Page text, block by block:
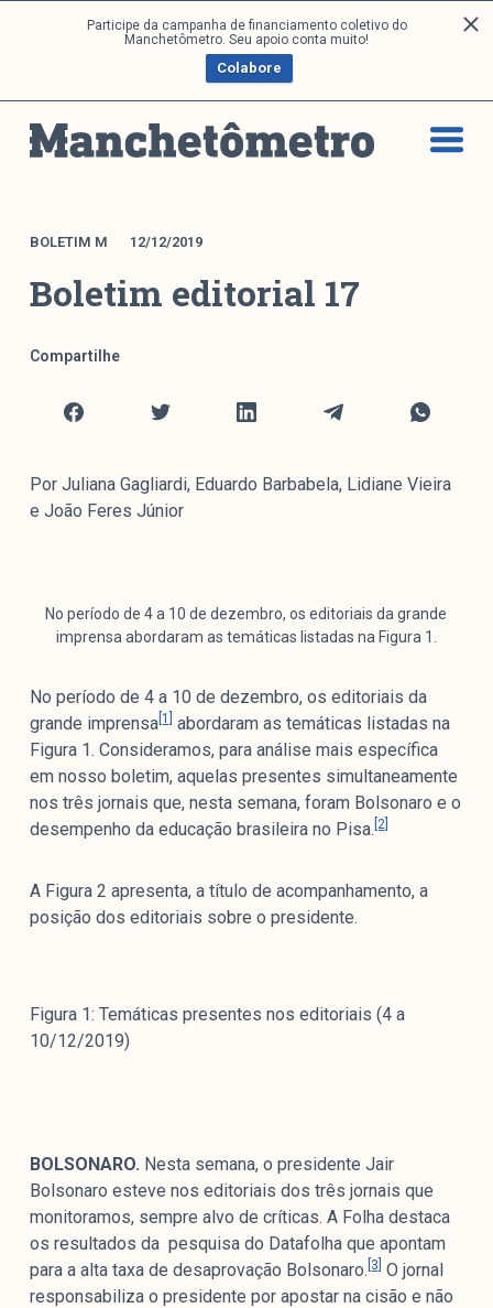
Participe da campanha de financiamento coletivo do
Manchetômetro. Seu apoio conta muito!
Colabore
a
p
c
o
Análises
DONI
Boletim M
M Facebook
Livros
Arquivos
Mediómetro
colabore
política produzido pelo Laboratório de Estudos de Mídia
e Esfera Pública (LEMEP). O LEMEP tem registro no
Diretório de Grupos de Pesquisa do CNPq e é sediado
no Instituto de Estudos Sociais e Políticos (IESP) da
Universidade do Estado do Rio de Janeiro (UERJ). O
Manchetômetro não tem filiação com partidos ou grupos
Institucional
Nossa História
Missão
Metodologia
Equipe
Parcerias
Contato
BOLETIM M 12/12/2019
Boletim editorial 17
Compartilhe
Por Juliana Gagliardi, Eduardo Barbabela, Lidiane Vieira
e João Feres Júnior
No período de 4 a 10 de dezembro, os editoriais da grande
imprensa abordaram as temáticas listadas na Figura 1.
No período de 4 a 10 de dezembro, os editoriais da
grande imprensa [1]
abordaram as temáticas listadas na
Figura 1. Consideramos, para análise mais específica
em nosso boletim, aquelas presentes simultaneamente
nos três jornais que, nesta semana, foram Bolsonaro e o
desempenho da educação brasileira no Pisa. [2]
A Figura 2 apresenta, a título de acompanhamento, a
posição dos editoriais sobre o presidente.
Figura 1: Temáticas presentes nos editoriais (4 a
10/12/2019)
BOLSONARO. Nesta semana, o presidente Jair
Bolsonaro esteve nos editoriais dos três jornais que
monitoramos, sempre alvo de críticas. A Folha destaca
os resultados da pesquisa do Datafolha que apontam
para a alta taxa de desaprovação Bolsonaro. [3] O jornal
responsabiliza o presidente por apostar na cisão e não